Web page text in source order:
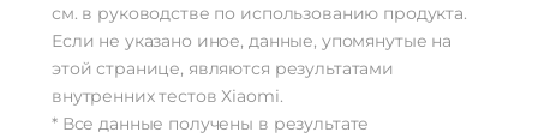
см. в руководстве по использованию продукта.
Если не указано иное, данные, упомянутые на
этой странице, являются результатами
внутренних тестов Xiaomi.
* Все данные получены в результате